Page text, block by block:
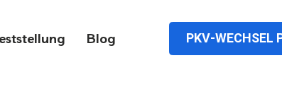
Blog PKV-WECHSEL